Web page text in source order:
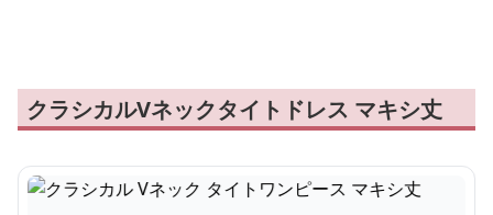
クラシカルVネックタイトドレス マキシ丈